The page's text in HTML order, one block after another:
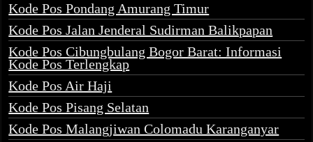
Kode Pos Pondang Amurang Timur
Kode Pos Jalan Jenderal Sudirman Balikpapan
Kode Pos Cibungbulang Bogor Barat: Informasi
Kode Pos Terlengkap
Kode Pos Air Haji
Kode Pos Pisang Selatan
Kode Pos Malangjiwan Colomadu Karanganyar